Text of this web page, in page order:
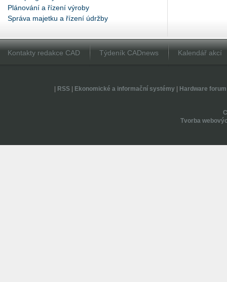
Plánování a řízení výroby
Správa majetku a řízení údržby
Kontakty redakce CAD Týdeník CADnews Kalendář akcí
RSS| Ekonomické a informační systémy| Hardware forum
Tvorba